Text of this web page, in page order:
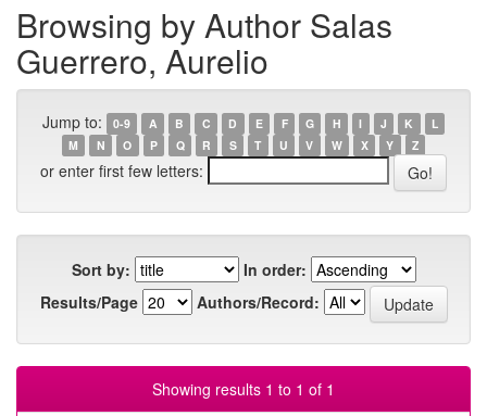
Browsing by Author Salas
Guerrero, Aurelio
Jump to: 0-9 A B C D E F G H I J K
L
M
N O P Q R S T U V W X Y Z
or enter first few letters:
Sort by:
In order:
Results/Page
Authors/Record:
Showing results 1 to 1 of 1